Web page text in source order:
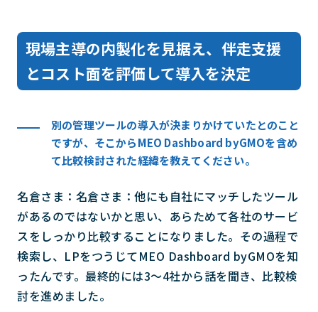
現場主導の内製化を見据え、伴走支援
とコスト面を評価して導入を決定
別の管理ツールの導入が決まりかけていたとのこと
ですが、そこからMEO Dashboard byGMOを含め
て比較検討された経緯を教えてください。
名倉さま：名倉さま：他にも自社にマッチしたツール
があるのではないかと思い、あらためて各社のサービ
スをしっかり比較することになりました。その過程で
検索し、LPをつうじてMEO Dashboard byGMOを知
ったんです。最終的には3〜4社から話を聞き、比較検
討を進めました。